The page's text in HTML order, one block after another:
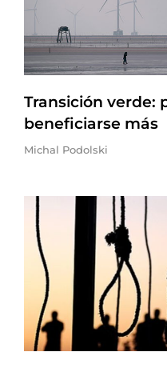
Transición verde:
beneficiarse más
Michal Podolski